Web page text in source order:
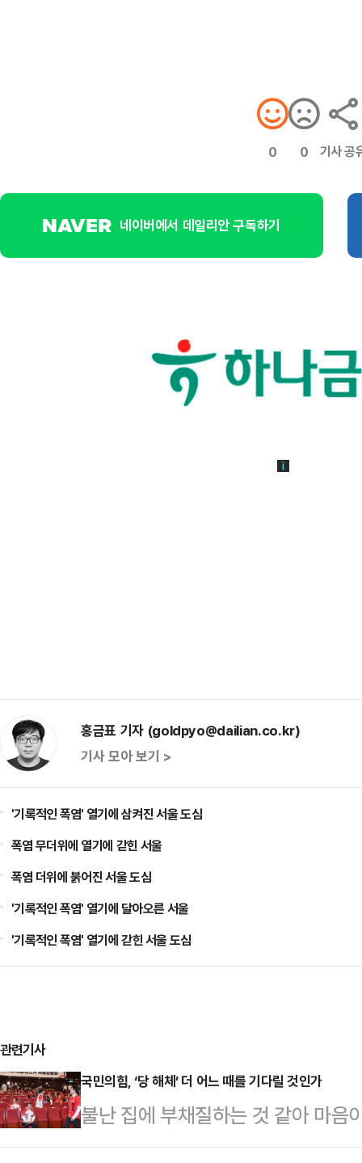
0 0 기사 공
네이버에서 데일리안 구독하기
홍금표 기자 (goldpyo@dailian.co.kr)
기사 모아 보기 >
'기록적인 폭염' 열기에 삼켜진 서울 도심
폭염 무더위에 열기에 갇힌 서울
폭염 더위에 붉어진 서울 도심
'기록적인 폭염' 열기에 달아오른 서울
'기록적인 폭염' 열기에 갇힌 서울 도심
관련기사
국민의힘, ‘당 해체’ 더 어느 때를 기다릴 것인가
불난 집에 부채질하는 것 같아 마음
야겠다.“국민의힘 지금 해체하세요